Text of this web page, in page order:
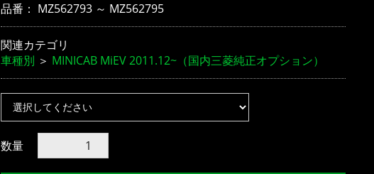
品番： MZ562793 ～ MZ562795
関連カテゴリ
車種別 ＞ MINICAB MiEV 2011.12~（国内三菱純正オプション）
数量